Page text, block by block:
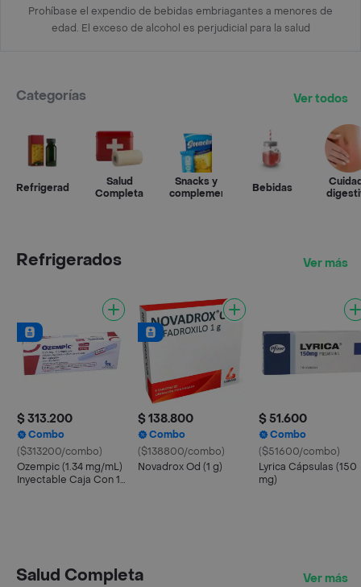
Prohíbase el expendio de bebidas embriagantes a menores de
edad. El exceso de alcohol es perjudicial para la salud
Categorías Ver todos
Refrigerados
Salud
Completa
Snacks y
complementos
Bebidas
Refrigerados Ver más
$ 313.200
Combo
($313200/combo)
Ozempic (1.34 mg/mL)
Inyectable Caja Con 1
$ 138.800
Combo
($138800/combo)
Novadrox Od (1 g)
$ 51.600
Combo
($51600/combo)
Lyrica Cápsulas (150
mg)
Salud Completa Ver más